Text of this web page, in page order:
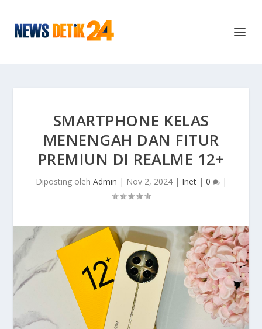
SMARTPHONE KELAS
MENENGAH DAN FITUR
PREMIUN DI REALME 12+
Diposting oleh Admin | Nov 2, 2024| Inet| 0 |